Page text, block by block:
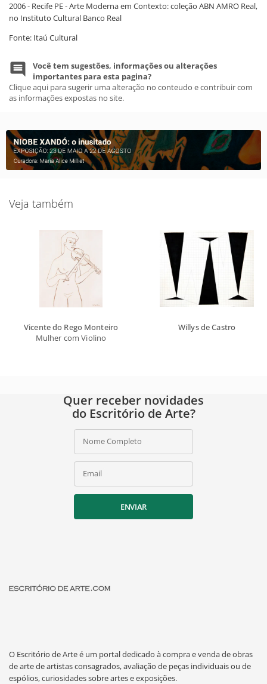
2006 - Recife PE - Arte Moderna em Contexto: coleção ABN AMRO Real,
no Instituto Cultural Banco Real
Fonte: Itaú Cultural
Você tem sugestões, informações ou alterações
importantes para esta pagina?
Clique aqui para sugerir uma alteração no conteudo e contribuir com
as informações expostas no site.
Veja também
Vicente do Rego Monteiro
Mulher com Violino
Willys de Castro
Quer receber novidades
do Escritório de Arte?
Nome Completo
Email
ENVIAR
O Escritório de Arte é um portal dedicado à compra e venda de obras
de arte de artistas consagrados, avaliação de peças individuais ou de
espólios, curiosidades sobre artes e exposições.